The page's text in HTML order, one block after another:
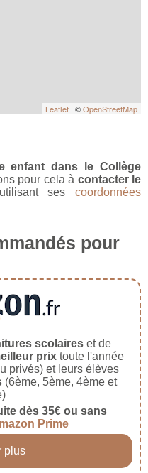
Leaflet | ©OpenStreetMap
enfant dans le Collège
pour cela à contacter le
sescoordonnées
pour
scolaireset de
prixtoute l'année
privés) et leurs élèves
(6ème, 5ème, 4ème et
dès 35€ ou sans
Prime
plus